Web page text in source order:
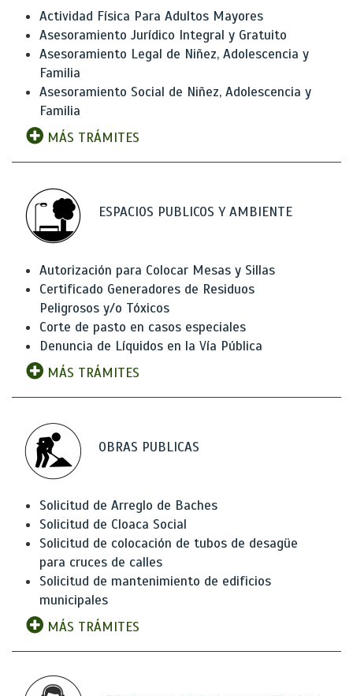
Actividad Física Para Adultos Mayores
Asesoramiento Jurídico Integral y Gratuito
Asesoramiento Legal de Niñez, Adolescencia y
Familia
Asesoramiento Social de Niñez, Adolescencia y
Familia
MÁS TRÁMITES
ESPACIOS PUBLICOS Y AMBIENTE
Autorización para Colocar Mesas y Sillas
Certificado Generadores de Residuos
Peligrosos y/o Tóxicos
Corte de pasto en casos especiales
Denuncia de Líquidos en la Vía Pública
MÁS TRÁMITES
OBRAS PUBLICAS
Solicitud de Arreglo de Baches
Solicitud de Cloaca Social
Solicitud de colocación de tubos de desagüe
para cruces de calles
Solicitud de mantenimiento de edificios
municipales
MÁS TRÁMITES